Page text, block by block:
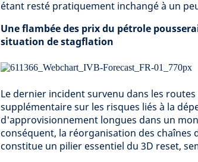
étant resté pratiquement inchangé à un
Une flambée des prix du pétrole
situation de stagflation
Le dernier incident survenu dans les
supplémentaire sur les risques liés à la
d'approvisionnement longues dans un
conséquent, la réorganisation des
constitue un pilier essentiel du 3D reset,